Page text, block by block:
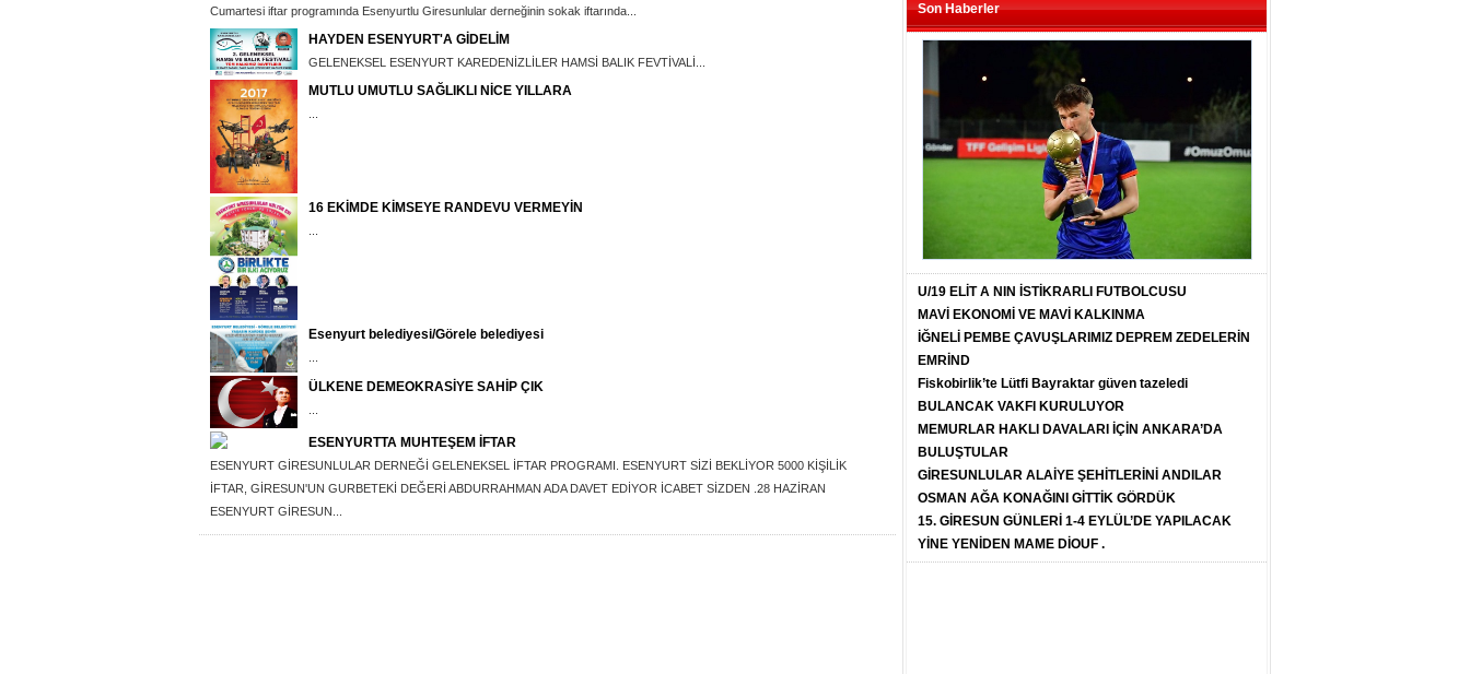
Cumartesi iftar programında Esenyurtlu Giresunlular derneğinin sokak iftarında...
HAYDEN ESENYURT'A GİDELİM
GELENEKSEL ESENYURT KAREDENİZLİLER HAMSİ BALIK FEVTİVALİ...
MUTLU UMUTLU SAĞLIKLI NİCE YILLARA
16 EKİMDE KİMSEYE RANDEVU VERMEYİN
Esenyurt belediyesi/Görele belediyesi
ÜLKENE DEMEOKRASİYE SAHİP ÇIK
ESENYURTTA MUHTEŞEM İFTAR
ESENYURT GİRESUNLULAR DERNEĞİ GELENEKSEL İFTAR PROGRAMI. ESENYURT SİZİ BEKLİYOR 5000 KİŞİLİK
İFTAR, GİRESUN'UN GURBETEKİ DEĞERİ ABDURRAHMAN ADA DAVET EDİYOR İCABET SİZDEN .28 HAZİRAN
ESENYURT GİRESUN...
Son Haberler
U/19 ELİT A NIN İSTİKRARLI FUTBOLCUSU
MAVİ EKONOMİ VE MAVİ KALKINMA
İĞNELİ PEMBE ÇAVUŞLARIMIZ DEPREM ZEDELERİN
EMRİND
Fiskobirlik’te Lütfi Bayraktar güven tazeledi
BULANCAK VAKFI KURULUYOR
MEMURLAR HAKLI DAVALARI İÇİN ANKARA’DA
BULUŞTULAR
GİRESUNLULAR ALAİYE ŞEHİTLERİNİ ANDILAR
OSMAN AĞA KONAĞINI GİTTİK GÖRDÜK
15. GİRESUN GÜNLERİ 1-4 EYLÜL’DE YAPILACAK
YİNE YENİDEN MAME DİOUF .